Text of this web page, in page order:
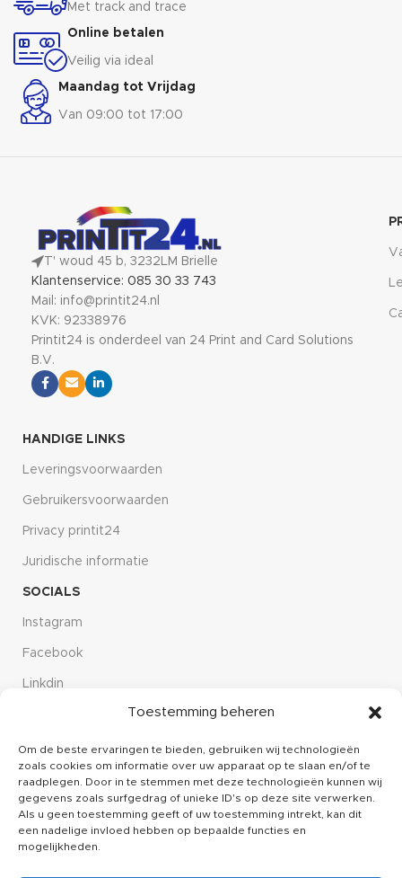
Toestemming beheren
Om de beste ervaringen te bieden, gebruiken wij technologieën
zoals cookies om informatie over uw apparaat op te slaan en/of te
raadplegen. Door in te stemmen met deze technologieën kunnen wij
gegevens zoals surfgedrag of unieke ID's op deze site verwerken.
Als u geen toestemming geeft of uw toestemming intrekt, kan dit
een nadelige invloed hebben op bepaalde functies en
mogelijkheden.
Met track and trace
Online betalen
Veilig via ideal
Maandag tot Vrijdag
Van 09:00 tot 17:00
T' woud 45 b, 3232LM Brielle
Klantenservice: 085 30 33 743
Mail: info@printit24.nl
KVK: 92338976
Printit24 is onderdeel van 24 Print and Card Solutions
B.V.
HANDIGE LINKS
Leveringsvoorwaarden
Gebruikersvoorwaarden
Privacy printit24
Juridische informatie
SOCIALS
Instagram
Facebook
Linkdin
CUSTOMER SERVICE
Over ons
Kennisbank
Klachten
Contact